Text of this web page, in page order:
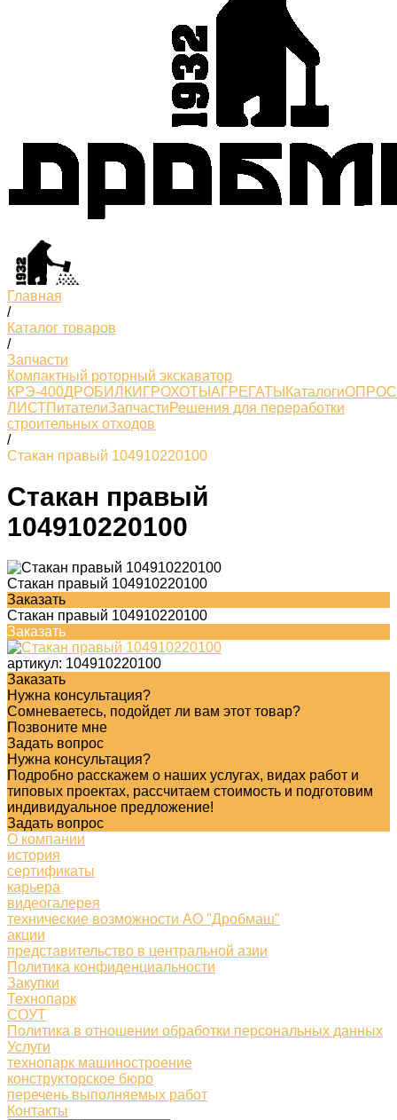
Главная
/
Каталог товаров
/
Запчасти
Компактный роторный экскаватор
КРЭ-400ДРОБИЛКИ ГРОХОТЫ АГРЕГАТЫ Каталоги
ЛИСТПитателиЗапчастиРешения для переработки
строительных отходов
/
Стакан правый 104910220100
Стакан правый
104910220100
Стакан правый 104910220100
Заказать
Стакан правый 104910220100
Заказать
артикул: 104910220100
Заказать
Нужна консультация?
Сомневаетесь, подойдет ли вам этот товар?
Позвоните мне
Задать вопрос
Нужна консультация?
Подробно расскажем о наших услугах, видах работ и
типовых проектах, рассчитаем стоимость и подготовим
индивидуальное предложение!
Задать вопрос
О компании
история
сертификаты
карьера
видеогалерея
технические возможности АО "Дробмаш"
акции
представительство в центральной азии
Политика конфиденциальности
Закупки
Технопарк
СОУТ
Политика в отношении обработки персональных данных
Услуги
технопарк машиностроение
конструкторское бюро
перечень выполняемых работ
Контакты